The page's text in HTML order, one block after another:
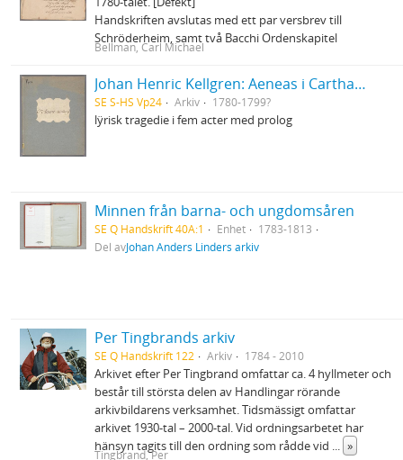
Handskriften avslutas med ett par versbrev till
Schröderheim, samt två Bacchi Ordenskapitel
Bellman, Carl Michael
Johan Henric Kellgren: Aeneas i Carthago
SE S-HS Vp24 Arkiv 1780-1799?
lÿrisk tragedie i fem acter med prolog
Minnen från barna- och ungdomsåren
SE Q Handskrift 40A:1 Enhet
1783-1813
Del avJohan Anders Linders arkiv
Per Tingbrands arkiv
SE Q Handskrift 122 Arkiv 1784 - 2010
Arkivet efter Per Tingbrand omfattar ca. 4 hyllmeter och
består till största delen av Handlingar rörande
arkivbildarens verksamhet. Tidsmässigt omfattar
arkivet 1930-tal – 2000-tal. Vid ordningsarbetet har
hänsyn tagits till den ordning som rådde vid ... »
Tingbrand, Per